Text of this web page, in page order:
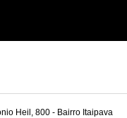
Heil, 800 - Bairro Itaipava